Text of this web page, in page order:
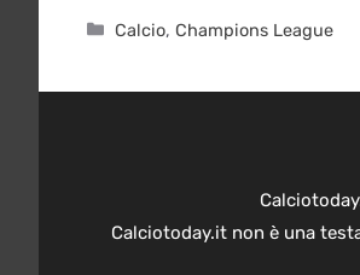
Categorie
Calcio,Champions League
Calciotoday.it non è una